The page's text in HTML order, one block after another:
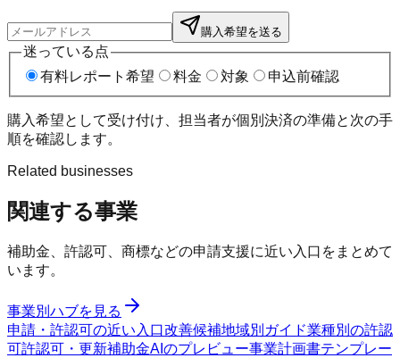
購入希望を送る
迷っている点
有料レポート希望
料金 対象 申込前確認
購入希望として受け付け、担当者が個別決済の準備と次の手
順を確認します。
Related businesses
関連する事業
補助金、許認可、商標などの申請支援に近い入口をまとめて
います。
事業別ハブを見る
申請・許認可の近い入口改善候補地域別ガイド業種別の許認
可許認可・更新補助金AIのプレビュー事業計画書テンプレー